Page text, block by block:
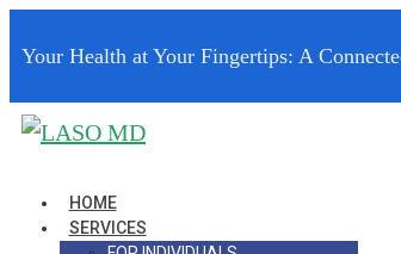
Your Health at Your Fingertips: A
HOME
SERVICES